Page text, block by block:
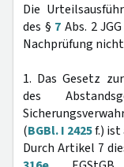
Die
des § 7 Abs. 2
Nachprüfung
1. Das Gesetz
des
(BGBl. I 2425f.) ist
Durch Artikel 7